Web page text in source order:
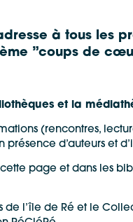
à tous les
”coups de
et la
(rencontres,
d’auteurs et
page et dans les
l’île de Ré et le